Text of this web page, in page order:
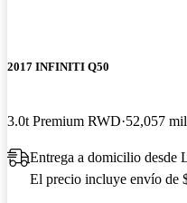
2017 INFINITI Q50
3.0t Premium RWD 52,057
Entrega a domicilio desde
El precio incluye envío de